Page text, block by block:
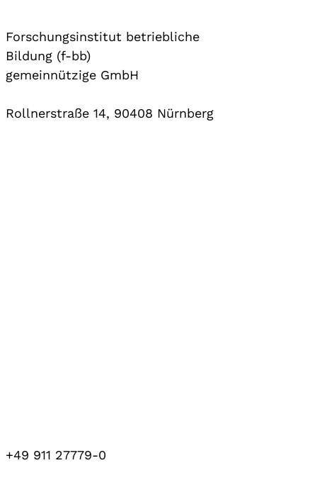
Forschungsinstitut betriebliche
Bildung (f-bb)
gemeinnützige GmbH
Rollnerstraße 14, 90408 Nürnberg
+49 911 27779-0